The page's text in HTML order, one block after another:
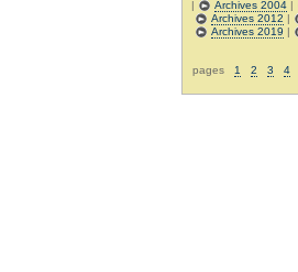
| Archives 2004 |
Archives 2012 |
Archives 2019 |
pages 1 2 3 4